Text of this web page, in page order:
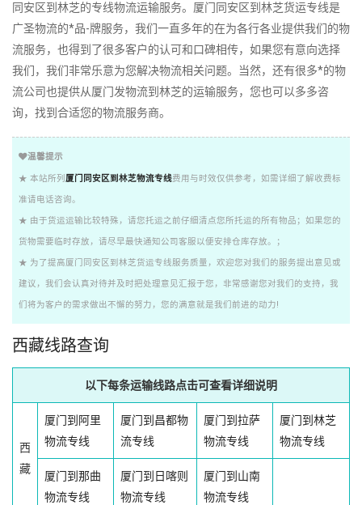
同安区到林芝的专线物流运输服务。厦门同安区到林芝货运专线是
广圣物流的*品-牌服务，我们一直多年的在为各行各业提供我们的物
流服务，也得到了很多客户的认可和口碑相传，如果您有意向选择
我们，我们非常乐意为您解决物流相关问题。当然，还有很多*的物
流公司也提供从厦门发物流到林芝的运输服务，您也可以多多咨
询，找到合适您的物流服务商。
温馨提示
★ 本站所列 厦门同安区到林芝物流专线费用与时效仅供参考，如需详细了解收费标
准请电话咨询。
★ 由于货运运输比较特殊，请您托运之前仔细清点您所托运的所有物品；如果您的
货物需要临时存放，请尽早最快通知公司客服以便安排仓库存放。；
★ 为了提高厦门同安区到林芝货运专线服务质量，欢迎您对我们的服务提出意见或
建议，我们会认真对待并及时把处理意见汇报于您，非常感谢您对我们的支持，我
们将为客户的需求做出不懈的努力，您的满意就是我们前进的动力!
西藏线路查询
以下每条运输线路点击可查看详细说明
西
藏
厦门到阿里
物流专线
厦门到昌都物
流专线
厦门到拉萨
物流专线
厦门到林芝
物流专线
厦门到那曲
物流专线
厦门到日喀则
物流专线
厦门到山南
物流专线